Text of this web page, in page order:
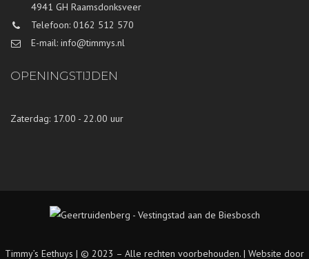
4941 GH Raamsdonksveer
Telefoon: 0162 512 570
E-mail: info@timmys.nl
OPENINGSTIJDEN
Zaterdag: 17.00 - 22.00 uur
Timmy’s Eethuys | © 2023 – Alle rechten voorbehouden. | Website door